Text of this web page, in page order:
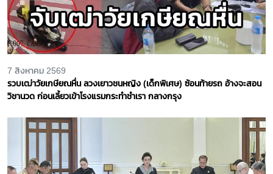
7 สิงหาคม 2569
รวบเฒ่าวัยเกษียณหื่น ลวงเยาวชนหญิง (เด็กพิเศษ) ซ้อนท้ายรถ อ้างจะสอน
วิชานวด ก่อนเลี้ยวเข้าโรงแรมกระทำชำเรา กลางกรุง